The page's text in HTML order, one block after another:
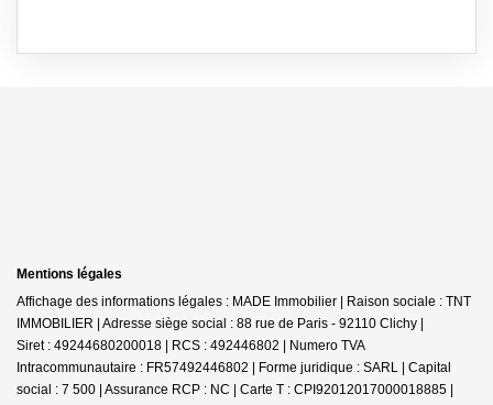
Mentions légales
Affichage des informations légales : MADE Immobilier | Raison sociale : TNT
IMMOBILIER | Adresse siège social : 88 rue de Paris - 92110 Clichy |
Siret : 49244680200018 | RCS : 492446802 | Numero TVA
Intracommunautaire : FR57492446802 | Forme juridique : SARL | Capital
social : 7 500 | Assurance RCP : NC | Carte T : CPI92012017000018885 |